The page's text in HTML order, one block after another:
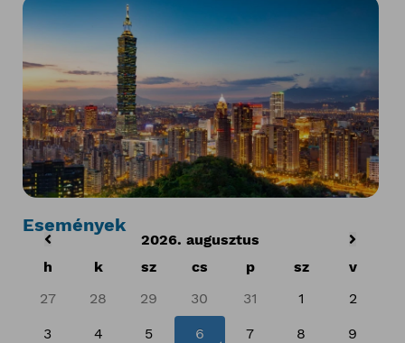
Események
2026. augusztus
h
k sz cs p sz
v
27
28 29 30 31 1 2
3 4 5 6 7 8 9